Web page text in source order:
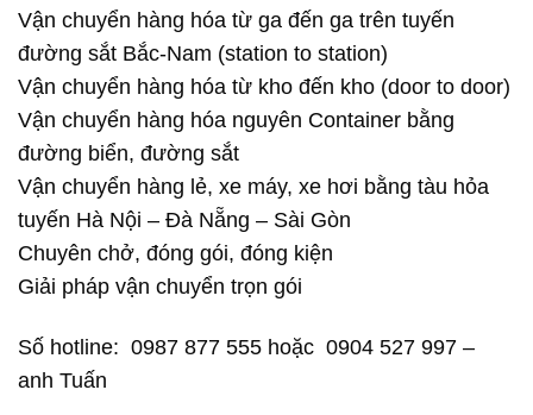
Vận chuyển hàng hóa từ ga đến ga trên tuyến
đường sắt Bắc-Nam (station to station)
Vận chuyển hàng hóa từ kho đến kho (door to door)
Vận chuyển hàng hóa nguyên Container bằng
đường biển, đường sắt
Vận chuyển hàng lẻ, xe máy, xe hơi bằng tàu hỏa
tuyến Hà Nội – Đà Nẵng – Sài Gòn
Chuyên chở, đóng gói, đóng kiện
Giải pháp vận chuyển trọn gói
Số hotline: 0987 877 555 hoặc 0904 527 997 –
anh Tuấn